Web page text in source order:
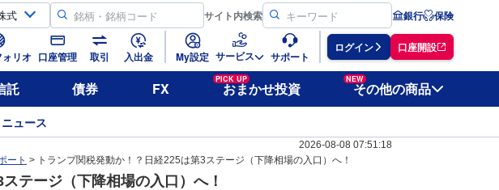
サイト内検索 銀行 保険
リオ 口座管理 取引 入出金 My設定 サービス サポート
ログイン 口座開設
託 債券 FX
PICK UP
おまかせ投資
NEW
その他の商品
ニュース
2026-08-08 07:51:18
ート > トランプ関税発動か！？日経225は第3ステージ（下降相場の入口）へ！
テージ（下降相場の入口）へ！